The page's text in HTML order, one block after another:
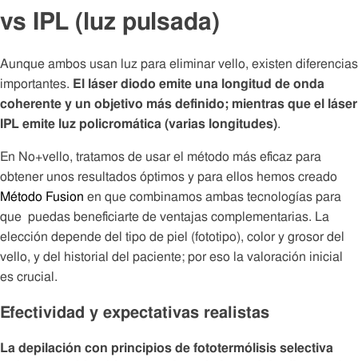
vs IPL (luz pulsada)
Aunque ambos usan luz para eliminar vello, existen diferencias
importantes. El láser diodo emite una longitud de onda
coherente y un objetivo más definido; mientras que el láser
IPL emite luz policromática (varias longitudes).
En No+vello, tratamos de usar el método más eficaz para
obtener unos resultados óptimos y para ellos hemos creado
Método Fusion en que combinamos ambas tecnologías para
que puedas beneficiarte de ventajas complementarias. La
elección depende del tipo de piel (fototipo), color y grosor del
vello, y del historial del paciente; por eso la valoración inicial
es crucial.
Efectividad y expectativas realistas
La depilación con principios de fototermólisis selectiva